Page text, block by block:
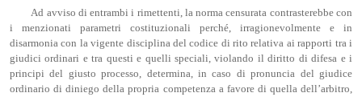
Ad avviso di entrambi i rimettenti, la norma censurata contrasterebbe con
i menzionati parametri costituzionali perché, irragionevolmente e in
disarmonia con la vigente disciplina del codice di rito relativa ai rapporti tra i
giudici ordinari e tra questi e quelli speciali, violando il diritto di difesa e i
principi del giusto processo, determina, in caso di pronuncia del giudice
ordinario di diniego della propria competenza a favore di quella dell’arbitro,